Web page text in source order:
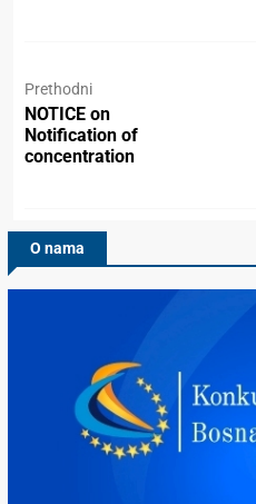
Prethodni
NOTICE on
Notification of
concentration
O nama